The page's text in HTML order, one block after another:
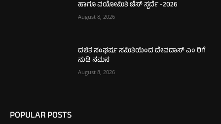
ಹಾಗೂ ವಯೋಮಿತಿ ಚೆಸ್‌ ಸ್ಪರ್ದೆ -2026
August 8, 2026
ದಲಿತ ಸಂಘರ್ಷ ಸಮಿತಿಯಿಂದ ದೇವದಾಸ್ ಎಂ ರಿಗೆ
ನುಡಿ ನಮನ
August 8, 2026
POPULAR POSTS